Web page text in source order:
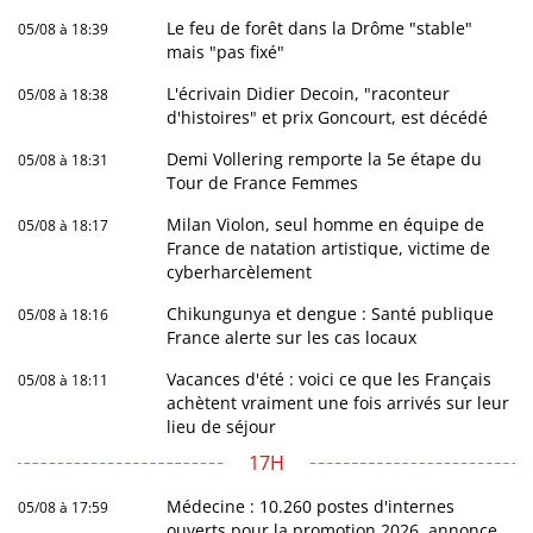
05/08 à 18:39
Le feu de forêt dans la Drôme "stable"
mais "pas fixé"
05/08 à 18:38
L'écrivain Didier Decoin, "raconteur
d'histoires" et prix Goncourt, est décédé
05/08 à 18:31
Demi Vollering remporte la 5e étape du
Tour de France Femmes
05/08 à 18:17
Milan Violon, seul homme en équipe de
France de natation artistique, victime de
cyberharcèlement
05/08 à 18:16
Chikungunya et dengue : Santé publique
France alerte sur les cas locaux
05/08 à 18:11
Vacances d'été : voici ce que les Français
achètent vraiment une fois arrivés sur leur
lieu de séjour
17H
05/08 à 17:59
Médecine : 10.260 postes d'internes